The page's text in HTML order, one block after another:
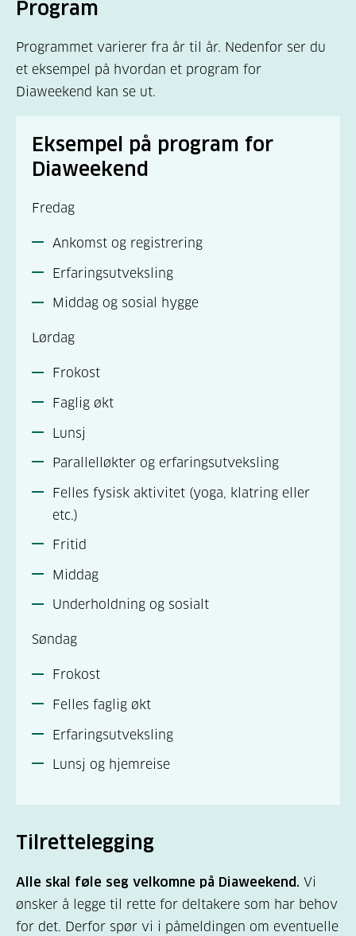
Program
Programmet varierer fra år til år. Nedenfor ser du
et eksempel på hvordan et program for
Diaweekend kan se ut.
Eksempel på program for
Diaweekend
Fredag
Ankomst og registrering
Erfaringsutveksling
Middag og sosial hygge
Lørdag
Frokost
Faglig økt
Lunsj
Parallelløkter og erfaringsutveksling
Felles fysisk aktivitet (yoga, klatring eller
etc.)
Fritid
Middag
Underholdning og sosialt
Søndag
Frokost
Felles faglig økt
Erfaringsutveksling
Lunsj og hjemreise
Tilrettelegging
Alle skal føle seg velkomne på Diaweekend. Vi
ønsker å legge til rette for deltakere som har behov
for det. Derfor spør vi i påmeldingen om eventuelle